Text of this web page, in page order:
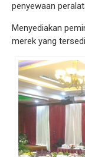
penyewaan
Menyediakan
merek yang